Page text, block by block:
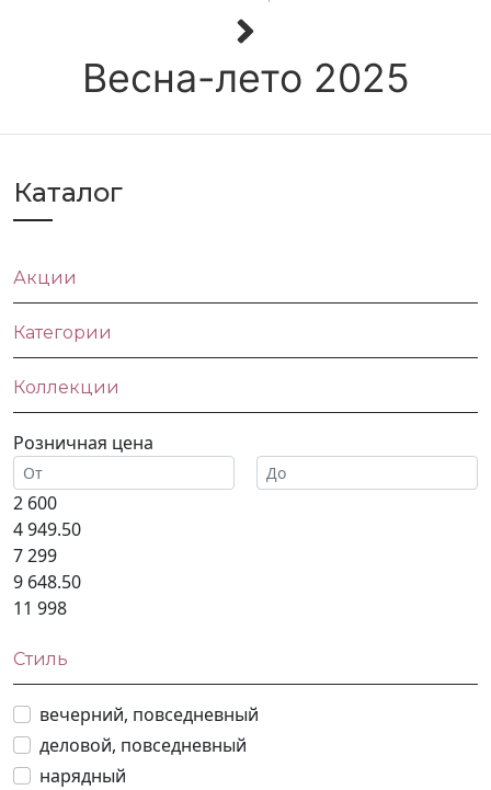
Весна-лето 2025
Каталог
Акции
Категории
Коллекции
Розничная цена
2 600
4 949.50
7 299
9 648.50
11 998
Стиль
вечерний, повседневный
деловой, повседневный
нарядный